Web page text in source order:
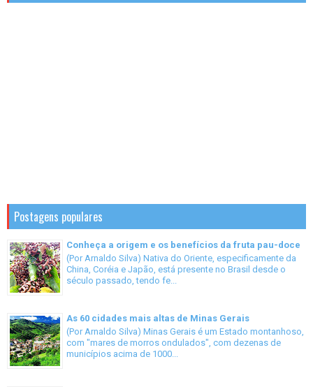
Postagens populares
Conheça a origem e os benefícios da fruta pau-doce
(Por Arnaldo Silva) Nativa do Oriente, especificamente da
China, Coréia e Japão, está presente no Brasil desde o
século passado, tendo fe...
As 60 cidades mais altas de Minas Gerais
(Por Arnaldo Silva) Minas Gerais é um Estado montanhoso,
com "mares de morros ondulados", com dezenas de
municípios acima de 1000...